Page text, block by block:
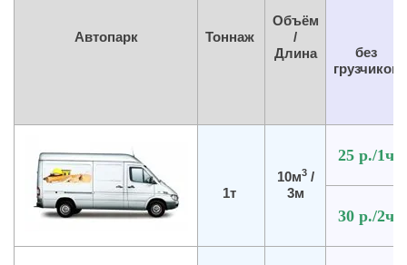
Автопарк Тоннаж
Объём
/
Длина
без
грузчиков
1т
10м3/
3м
25 р./1ч
30 р./2ч